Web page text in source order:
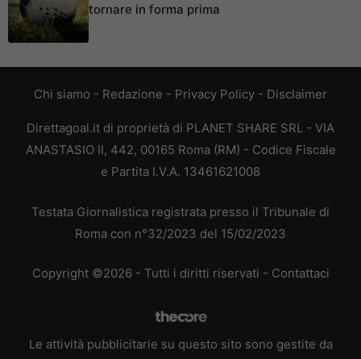
tornare in forma prima
Chi siamo - Redazione - Privacy Policy - Disclaimer
Direttagoal.it di proprietà di PLANET SHARE SRL - VIA
ANASTASIO II, 442, 00165 Roma (RM) - Codice Fiscale
e Partita I.V.A. 13461621008
Testata Giornalistica registrata presso il Tribunale di
Roma con n°32/2023 del 15/02/2023
Copyright ©2026 - Tutti i diritti riservati - Contattaci
Le attività pubblicitarie su questo sito sono gestite da